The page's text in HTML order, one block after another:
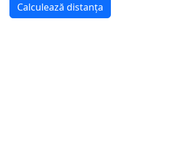
Calculează distanța